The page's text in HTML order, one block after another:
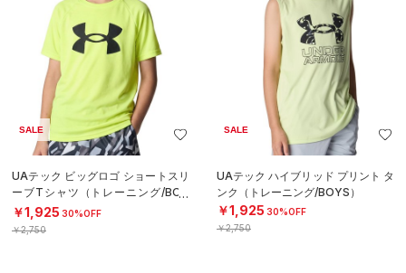
SALE
UAテック ビッグロゴ ショートスリ
ーブTシャツ（トレーニング/BOY
S）
￥1,925 30%OFF
￥2,750
SALE
UAテック ハイブリッド プリント タ
ンク（トレーニング/BOYS）
￥1,925 30%OFF
￥2,750